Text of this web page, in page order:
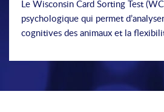
Le Wisconsin Card Sorting Test
psychologique qui permet
cognitives des animaux et la